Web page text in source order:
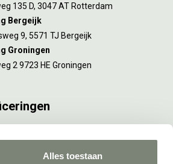
Alles toestaan
135 D, 3047 AT Rotterdam
Bergeijk
9, 5571 TJ Bergeijk
Groningen
2 9723 HE Groningen
en Culemborg.